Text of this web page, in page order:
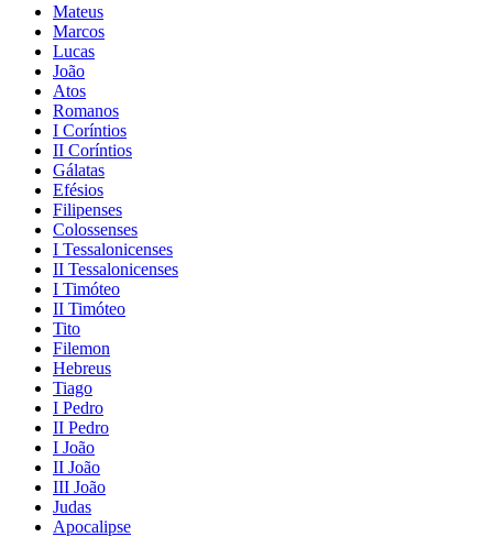
Mateus
Marcos
Lucas
João
Atos
Romanos
I Coríntios
II Coríntios
Gálatas
Efésios
Filipenses
Colossenses
I Tessalonicenses
II Tessalonicenses
I Timóteo
II Timóteo
Tito
Filemon
Hebreus
Tiago
I Pedro
II Pedro
I João
II João
III João
Judas
Apocalipse